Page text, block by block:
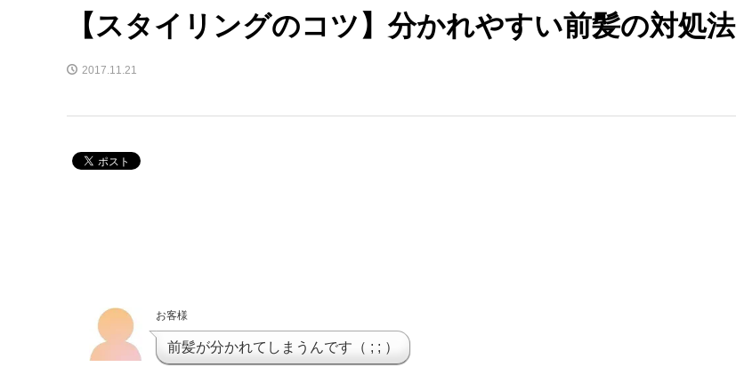
【スタイリングのコツ】分かれやすい前髪の対処法
2017.11.21
お客様
前髪が分かれてしまうんです（ ; ; ）